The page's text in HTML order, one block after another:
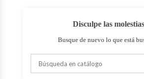
Disculpe las
Busque de nuevo lo que está